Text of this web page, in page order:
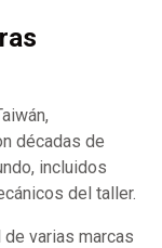
décadas de
incluidos
del taller.
varias marcas